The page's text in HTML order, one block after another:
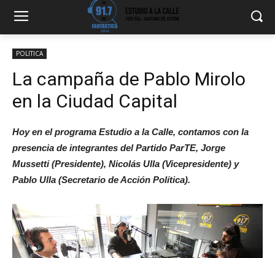
POLITICA
La campaña de Pablo Mirolo
en la Ciudad Capital
Hoy en el programa Estudio a la Calle, contamos con la
presencia de integrantes del Partido ParTE, Jorge
Mussetti (Presidente), Nicolás Ulla (Vicepresidente) y
Pablo Ulla (Secretario de Acción Política).